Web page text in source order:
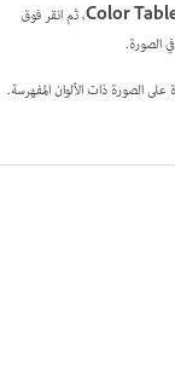
Color، ثم انقر فوق
الصورة.
على الصورة ذات الألوان المفهرسة.